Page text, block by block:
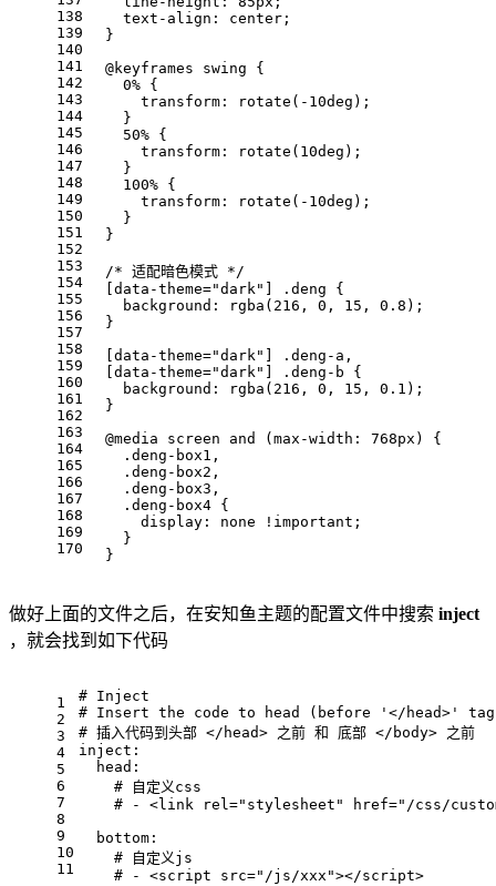
138
139
140
141
142
143
144
145
146
147
148
149
150
151
152
153
154
155
156
157
158
159
160
161
162
163
164
165
166
167
168
169
170
    text-align: center;
  }
  @keyframes swing {
    0% {
      transform: rotate(-10deg);
    }
    50% {
      transform: rotate(10deg);
    }
    100% {
      transform: rotate(-10deg);
    }
  }
  /* 适配暗色模式 */
  [data-theme="dark"] .deng {
    background: rgba(216, 0, 15, 0.8);
  }
  [data-theme="dark"] .deng-a,
  [data-theme="dark"] .deng-b {
    background: rgba(216, 0, 15, 0.1);
  }
  @media screen and (max-width: 768px) {
    .deng-box1,
    .deng-box2,
    .deng-box3,
    .deng-box4 {
      display: none !important;
    }
  }
做好上面的文件之后，在安知鱼主题的配置文件中搜索 inject
，就会找到如下代码
1
2
3
4
5
6
7
8
9
10
11
# Inject
# Insert the code to head (before '</head>'
# 插入代码到头部 </head> 之前 和 底部 </body> 之前
inject:
  head:
    # 自定义css
# - <link rel="stylesheet" href="/css/
  bottom:
    # 自定义js
    # - <script src="/js/xxx"></script>